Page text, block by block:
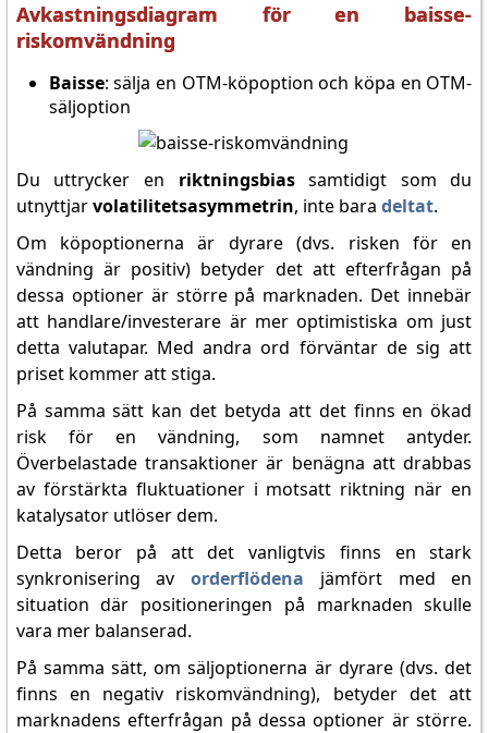
Avkastningsdiagram för en baisse-
riskomvändning
Baisse: sälja en OTM-köpoption och köpa en OTM-
säljoption
Du uttrycker en riktningsbiassamtidigt som du
utnyttjarvolatilitetsasymmetrin, inte bara deltat.
Om köpoptionerna är dyrare (dvs. risken för en
vändning är positiv) betyder det att efterfrågan på
dessa optioner är större på marknaden. Det innebär
att handlare/investerare är mer optimistiska om just
detta valutapar. Med andra ord förväntar de sig att
priset kommer att stiga.
På samma sätt kan det betyda att det finns en ökad
risk för en vändning, som namnet antyder.
Överbelastade transaktioner är benägna att drabbas
av förstärkta fluktuationer i motsatt riktning när en
katalysator utlöser dem.
Detta beror på att det vanligtvis finns en stark
synkronisering avorderflödena jämfört med en
situation där positioneringen på marknaden skulle
vara mer balanserad.
På samma sätt, om säljoptionerna är dyrare (dvs. det
finns en negativ riskomvändning), betyder det att
marknadens efterfrågan på dessa optioner är större.